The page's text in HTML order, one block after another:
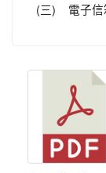
(三) 電子信